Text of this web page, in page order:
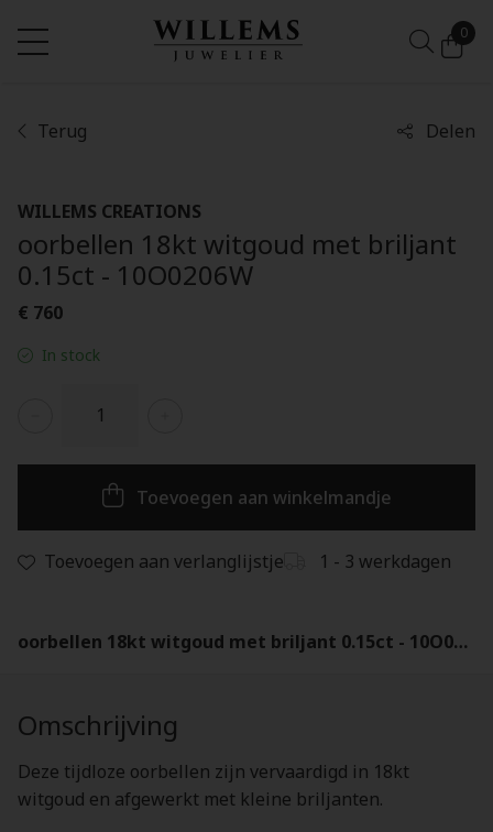
0
Terug Delen
WILLEMS CREATIONS
oorbellen 18kt witgoud met briljant
0.15ct - 10O0206W
€ 760
In stock
Toevoegen aan winkelmandje
Toevoegen aan verlanglijstje 1 - 3 werkdagen
oorbellen 18kt witgoud met briljant 0.15ct - 10O0206W
Omschrijving
Deze tijdloze oorbellen zijn vervaardigd in 18kt
witgoud en afgewerkt met kleine briljanten.